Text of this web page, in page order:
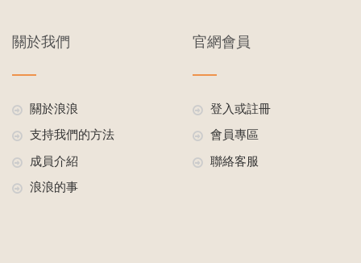
關於我們
關於浪浪
支持我們的方法
成員介紹
浪浪的事
官網會員
登入或註冊
會員專區
聯絡客服